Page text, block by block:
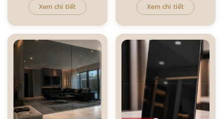
Xem chi tiết Xem chi tiết